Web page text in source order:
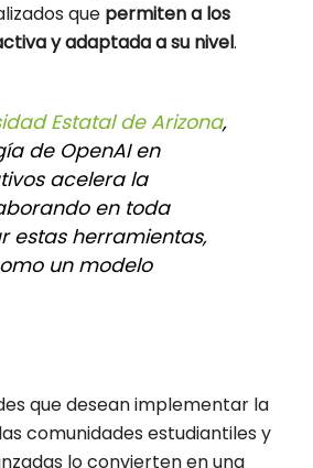
que permiten a los
y adaptada a su nivel.
Estatal de Arizona,
de OpenAI en
acelera la
en toda
estas herramientas,
un modelo
que desean implementar la
comunidades estudiantiles y
lo convierten en una